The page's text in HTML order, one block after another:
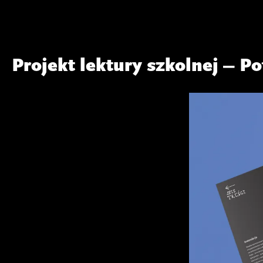
Projekt lektury szkolnej –